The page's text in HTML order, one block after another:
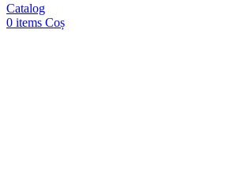
Catalog
0 items Coș